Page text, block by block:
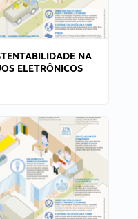
NA
ELETRÔNICOS